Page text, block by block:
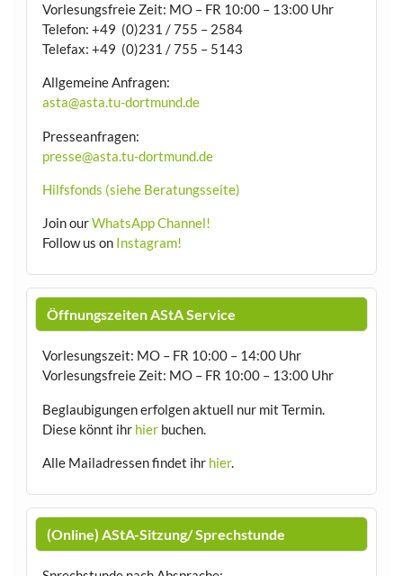
Vorlesungsfreie Zeit: MO – FR 10:00 – 13:00 Uhr
Telefon: +49 (0)231 / 755 – 2584
Telefax: +49 (0)231 / 755 – 5143
Allgemeine Anfragen:
asta@asta.tu-dortmund.de
Presseanfragen:
presse@asta.tu-dortmund.de
Hilfsfonds (siehe Beratungsseite)
Join ourWhatsApp Channel!
Follow us on Instagram!
Öffnungszeiten AStA Service
Vorlesungszeit: MO – FR 10:00 – 14:00 Uhr
Vorlesungsfreie Zeit: MO – FR 10:00 – 13:00 Uhr
Beglaubigungen erfolgen aktuell nur mit Termin.
Diese könnt ihr hierbuchen.
Alle Mailadressen findet ihr hier.
(Online) AStA-Sitzung/ Sprechstunde